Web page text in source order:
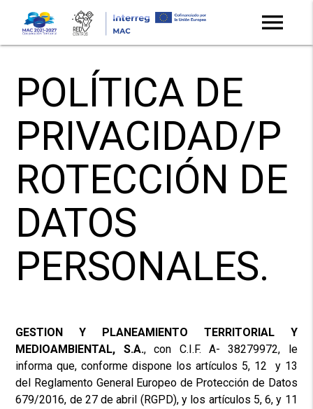
menu
POLÍTICA DE
PRIVACIDAD/P
ROTECCIÓN DE
DATOS
PERSONALES.
GESTION Y PLANEAMIENTO TERRITORIAL Y
MEDIOAMBIENTAL, S.A., con C.I.F. A- 38279972, le
informa que, conforme dispone los artículos 5, 12 y 13
del Reglamento General Europeo de Protección de Datos
679/2016, de 27 de abril (RGPD), y los artículos 5, 6, y 11